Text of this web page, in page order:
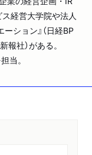
経営大学院や法人
ション』（日経BP
報社）がある。
当。